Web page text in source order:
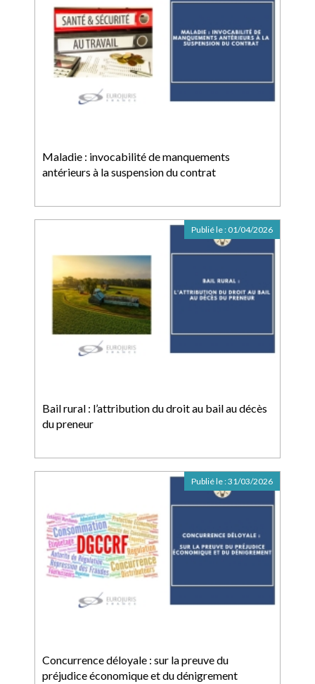
Maladie : invocabilité de manquements
antérieurs à la suspension du contrat
Bail rural : l’attribution du droit au bail au décès
du preneur
Publié le : 01/04/2026
Concurrence déloyale : sur la preuve du
préjudice économique et du dénigrement
Publié le :31/03/2026